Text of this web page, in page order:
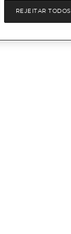
REJEITAR TODOS